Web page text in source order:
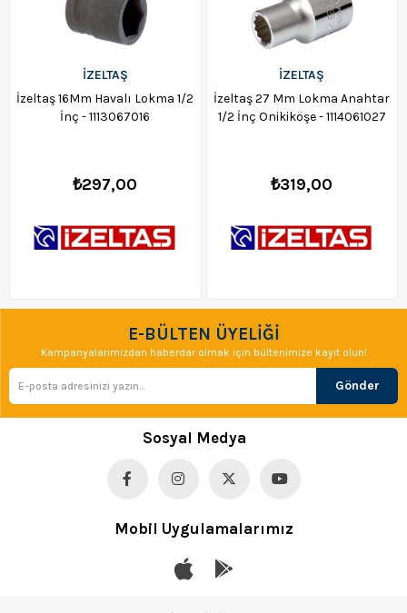
İZELTAŞ
İzeltaş 16Mm Havalı Lokma 1/2
İnç - 1113067016
₺297,00
İZELTAŞ
İzeltaş 27 Mm Lokma Anahtar
1/2 İnç Onikiköşe - 1114061027
₺319,00
E-BÜLTEN ÜYELİĞİ
Kampanyalarımızdan haberdar olmak için bültenimize kayıt olun!
Gönder
Sosyal Medya
Mobil Uygulamalarımız